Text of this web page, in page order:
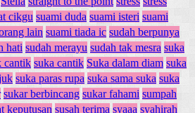
cikgu suami duda suami isteri suami
lain suami tiada ic sudah berpunya
hati sudah merayu sudah tak mesra suka
cantik suka cantik Suka dalam diam suka
suka paras rupa suka sama suka suka
sukar berbincang sukar fahami sumpah
keputusan susah terima syaaa syahirah